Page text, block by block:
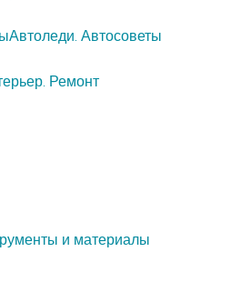
Автоледи. Автосоветы
Ремонт
и материалы